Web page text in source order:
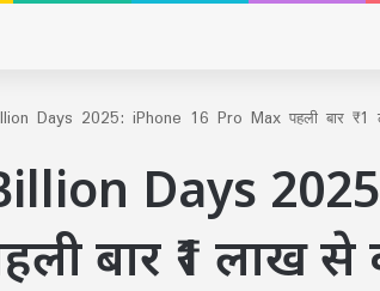
Days 2025: iPhone 16 Pro Max पहली बार
Days
बार ₹1 लाख